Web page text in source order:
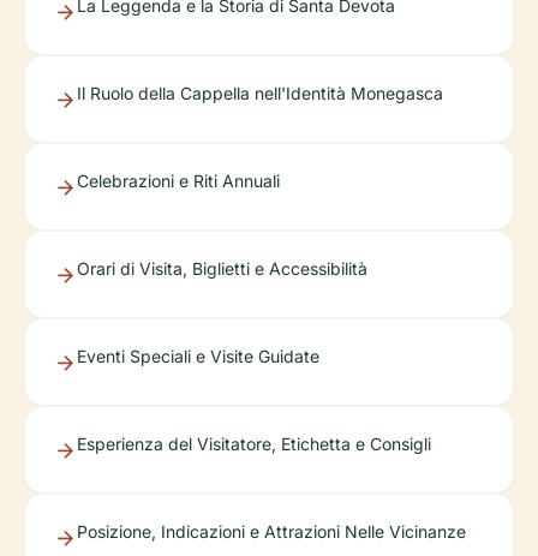
La Leggenda e la Storia di Santa Devota
Il Ruolo della Cappella nell'Identità Monegasca
Celebrazioni e Riti Annuali
Orari di Visita, Biglietti e Accessibilità
Eventi Speciali e Visite Guidate
Esperienza del Visitatore, Etichetta e Consigli
Posizione, Indicazioni e Attrazioni Nelle Vicinanze